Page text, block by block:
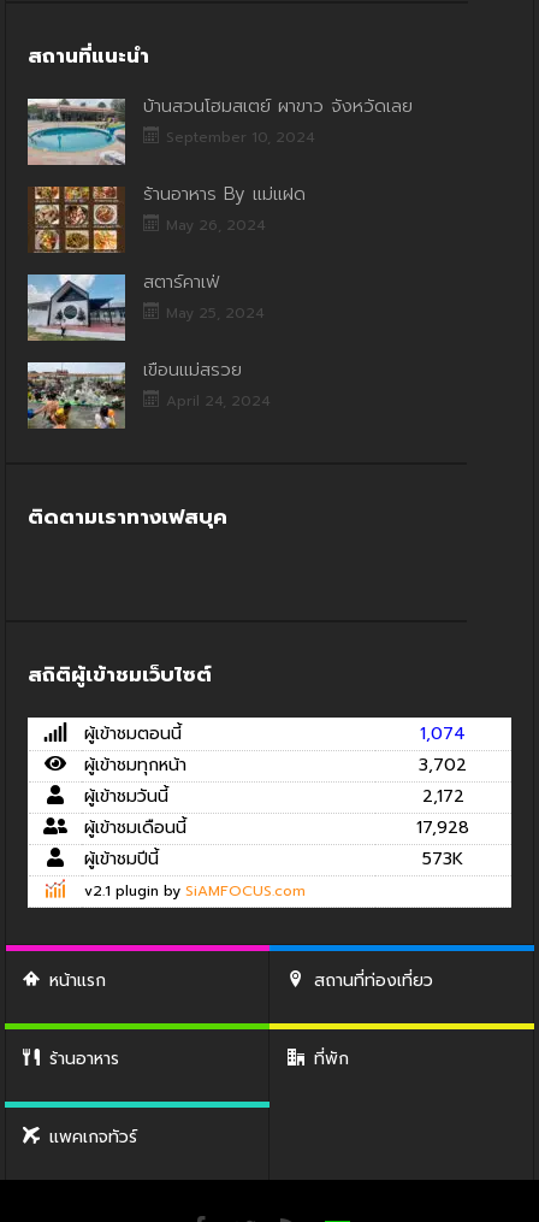
สถานที่แนะนำ
บ้านสวนโฮมสเตย์ ผาขาว จังหวัดเลย
September 10, 2024
ร้านอาหาร By แม่แฝด
May 26, 2024
สตาร์คาเฟ่
May 25, 2024
เขื่อนแม่สรวย
April 24, 2024
ติดตามเราทางเฟสบุค
สถิติผู้เข้าชมเว็บไซต์
ผู้เข้าชมตอนนี้
1,074
ผู้เข้าชมทุกหน้า
3,702
ผู้เข้าชมวันนี้
2,172
ผู้เข้าชมเดือนนี้
17,928
ผู้เข้าชมปีนี้
573K
v2.1 plugin by SiAMFOCUS.com
หน้าแรก สถานที่ท่องเที่ยว
ร้านอาหาร ที่พัก
แพคเกจทัวร์